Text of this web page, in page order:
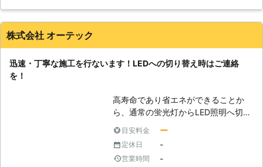
はお気軽にご相談くださいませ。
ッフが、お客様の要望をしっかりとお
株式会社 オーテック
迅速・丁寧な施工を行ないます！LEDへの切り替え時はご連絡
を！
高寿命であり省エネができることか
ら、通常の蛍光灯からLED照明へ切り
明は専用のソケットが必要な場合が多
く、個人で切り替えるのは難しいで
す。そういった場合は、弊社のような
目安料金 ー
定休日 -
営業時間 -